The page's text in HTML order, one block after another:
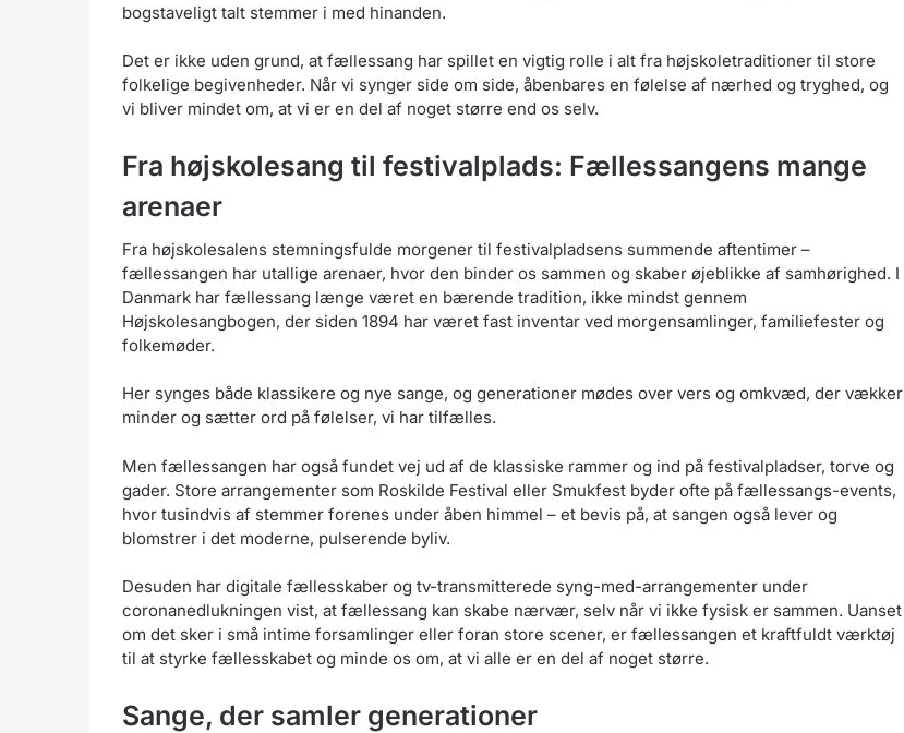
bogstaveligt talt stemmer i med hinanden.
Det er ikke uden grund, at fællessang har spillet en vigtig rolle i alt fra højskoletraditioner til store
folkelige begivenheder. Når vi synger side om side, åbenbares en følelse af nærhed og tryghed, og
vi bliver mindet om, at vi er en del af noget større end os selv.
Fra højskolesang til festivalplads: Fællessangens mange
arenaer
Fra højskolesalens stemningsfulde morgener til festivalpladsens summende aftentimer –
fællessangen har utallige arenaer, hvor den binder os sammen og skaber øjeblikke af samhørighed. I
Danmark har fællessang længe været en bærende tradition, ikke mindst gennem
Højskolesangbogen, der siden 1894 har været fast inventar ved morgensamlinger, familiefester og
folkemøder.
Her synges både klassikere og nye sange, og generationer mødes over vers og omkvæd, der vækker
minder og sætter ord på følelser, vi har tilfælles.
Men fællessangen har også fundet vej ud af de klassiske rammer og ind på festivalpladser, torve og
gader. Store arrangementer som Roskilde Festival eller Smukfest byder ofte på fællessangs-events,
hvor tusindvis af stemmer forenes under åben himmel – et bevis på, at sangen også lever og
blomstrer i det moderne, pulserende byliv.
Desuden har digitale fællesskaber og tv-transmitterede syng-med-arrangementer under
coronanedlukningen vist, at fællessang kan skabe nærvær, selv når vi ikke fysisk er sammen. Uanset
om det sker i små intime forsamlinger eller foran store scener, er fællessangen et kraftfuldt værktøj
til at styrke fællesskabet og minde os om, at vi alle er en del af noget større.
Sange, der samler generationer